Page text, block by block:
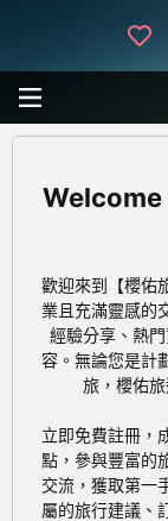
歡迎來到【櫻佑
業且充滿靈感的
經驗分享、熱
容。無論您是計
旅，櫻佑
立即免費註冊 ，
點，參與豐富的
交流，獲取第一
屬的旅行建議、